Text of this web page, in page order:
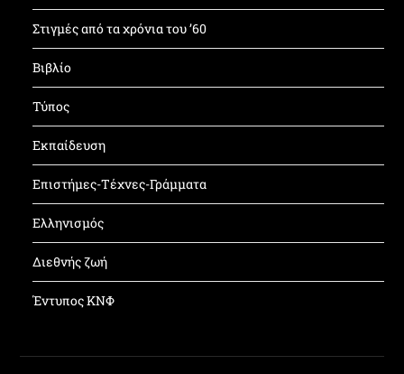
Στιγμές από τα χρόνια του ’60
Βιβλίο
Τύπος
Εκπαίδευση
Επιστήμες-Τέχνες-Γράμματα
Ελληνισμός
Διεθνής ζωή
Έντυπος ΚΝΦ